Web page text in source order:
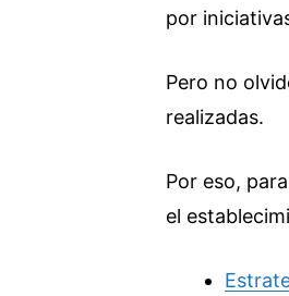
por
Pero no
realizadas.
Por eso,
el